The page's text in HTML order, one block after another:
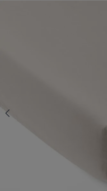
Delivery in 1–3